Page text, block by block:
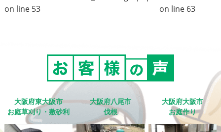
on line 53
on line 63
大阪府東大阪市
お庭草刈り・敷砂利
大阪府八尾市
伐根
大阪府大阪市
お庭作り